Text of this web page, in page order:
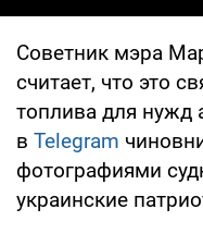
Советник мэра
считает, что это
топлива для
в Telegram
фотографиями
украинские